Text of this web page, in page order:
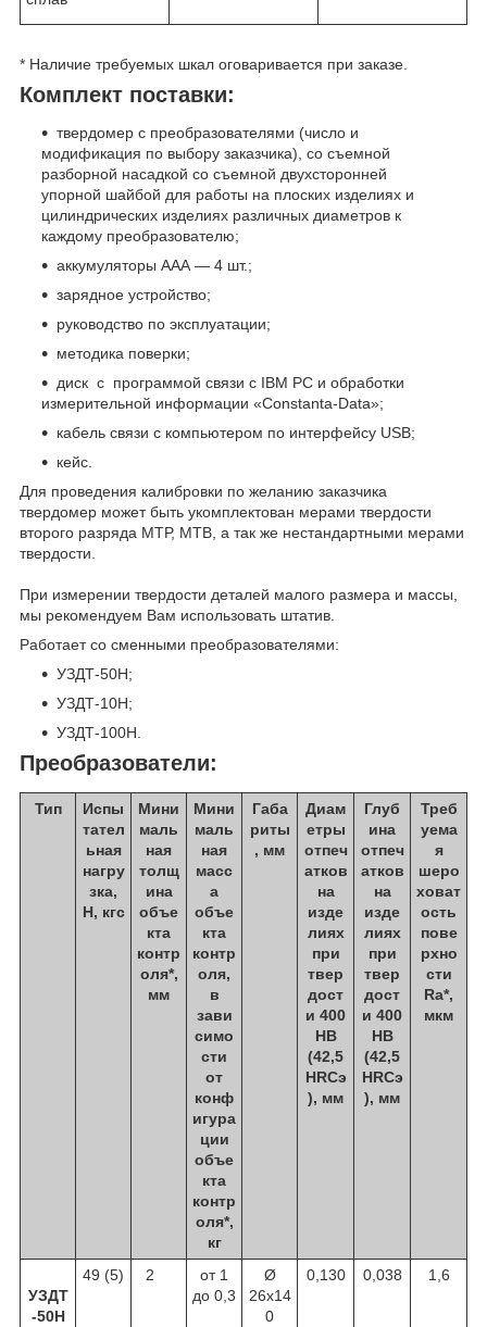
* Наличие требуемых шкал оговаривается при заказе.
Комплект поставки:
твердомер с преобразователями (число и
модификация по выбору заказчика), со съемной
разборной насадкой со съемной двухсторонней
упорной шайбой для работы на плоских изделиях и
цилиндрических изделиях различных диаметров к
каждому преобразователю;
аккумуляторы ААА — 4 шт.;
зарядное устройство;
руководство по эксплуатации;
методика поверки;
диск с программой связи с IBM PC и обработки
измерительной информации «Constanta-Data»;
кабель связи с компьютером по интерфейсу USB;
кейс.
Для проведения калибровки по желанию заказчика
твердомер может быть укомплектован мерами твердости
второго разряда МТР, МТB, а так же нестандартными мерами
твердости.
При измерении твердости деталей малого размера и массы,
мы рекомендуем Вам использовать штатив.
Работает со сменными преобразователями:
УЗДТ-50Н;
УЗДТ-10Н;
УЗДТ-100Н.
Преобразователи:
Тип
Испы
тател
ьная
нагру
зка,
Н, кгс
Мини
маль
ная
толщ
ина
объе
кта
контр
оля*,
мм
Мини
маль
ная
масс
а
объе
кта
контр
оля,
в
зави
симо
сти
от
конф
игура
ции
объе
кта
контр
оля*,
кг
Габа
риты
, мм
Диам
етры
отпеч
атков
на
изде
лиях
при
твер
дост
и 400
НВ
(42,5
HRCэ
), мм
Глуб
ина
отпеч
атков
на
изде
лиях
при
твер
дост
и 400
НВ
(42,5
HRCэ
), мм
Треб
уема
я
шеро
ховат
ость
пове
рхно
сти
Ra*,
мкм
УЗДТ
-50Н
49 (5) 2
от 1
до 0,3
Ø
26х14
0
0,130 0,038 1,6